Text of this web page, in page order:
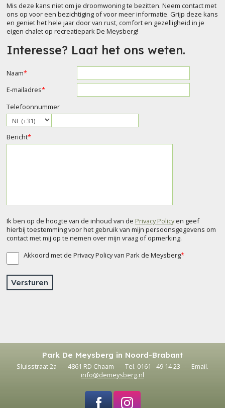
Mis deze kans niet om je droomwoning te bezitten. Neem contact met
ons op voor een bezichtiging of voor meer informatie. Grijp deze kans
en geniet het hele jaar door van rust, comfort en gezelligheid in je
eigen chalet op recreatiepark De Meysberg!
Interesse? Laat het ons weten.
Naam*
E-mailadres*
Telefoonnummer
Bericht*
Ik ben op de hoogte van de inhoud van de Privacy Policyen geef
hierbij toestemming voor het gebruik van mijn persoonsgegevens om
contact met mij op te nemen over mijn vraag of opmerking.
Akkoord met de Privacy Policy van Park de Meysberg*
Versturen
Park De Meysberg in Noord-Brabant
Sluisstraat 2a - 4861 RD Chaam - Tel. 0161 - 49 14 23 - Email.
info@demeysberg.nl